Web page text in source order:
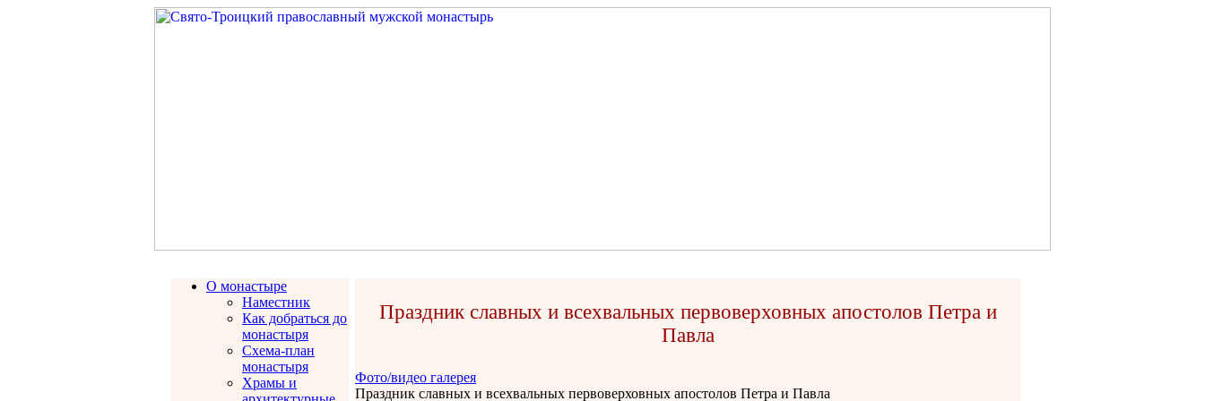
О монастыре
Наместник
Как добраться до
монастыря
Схема-план
монастыря
Храмы и
Праздник славных и всехвальных первоверховных апостолов Петра и
Павла
Фото/видео галерея
Праздник славных и всехвальных первоверховных апостолов Петра и Павла